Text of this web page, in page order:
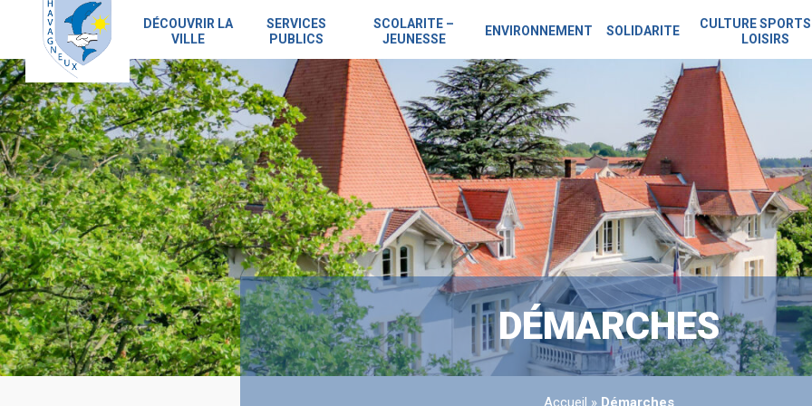
content
DÉCOUVRIR LA
VILLE
SERVICES
PUBLICS
SCOLARITE –
JEUNESSE
ENVIRONNEMENT SOLIDARITE
CULTURE
LOISIRS
DÉMARCHES
Accueil » Démarches